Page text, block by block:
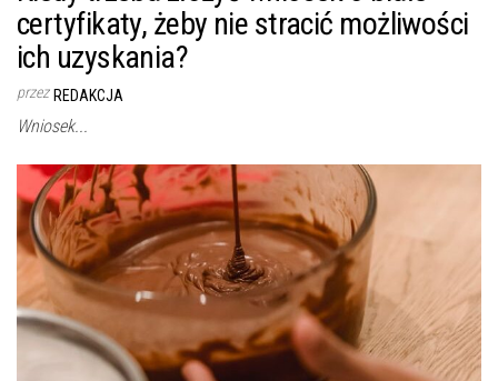
certyfikaty, żeby nie stracić możliwości
ich uzyskania?
przez REDAKCJA
Wniosek...